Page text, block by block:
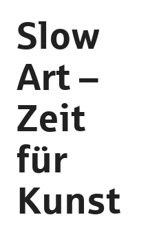
Slow
Art –
Zeit
für
Kunst